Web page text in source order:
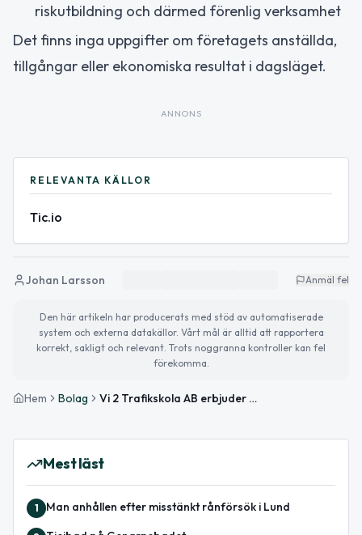
riskutbildning och därmed förenlig verksamhet
Det finns inga uppgifter om företagets anställda,
tillgångar eller ekonomiska resultat i dagsläget.
ANNONS
RELEVANTA KÄLLOR
Tic.io
Johan Larsson Anmäl fel
Den här artikeln har producerats med stöd av automatiserade
system och externa datakällor. Vårt mål är alltid att rapportera
korrekt, sakligt och relevant. Trots noggranna kontroller kan fel
förekomma.
Hem Bolag Vi 2 Trafikskola AB erbjuder förarutbildning i Lund
Mest läst
1 Man anhållen efter misstänkt rånförsök i Lund